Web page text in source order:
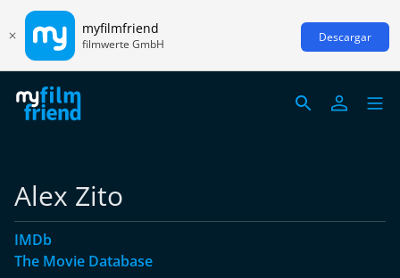
myfilmfriend
filmwerte GmbH Descargar
Alex Zito
IMDb
The Movie Database